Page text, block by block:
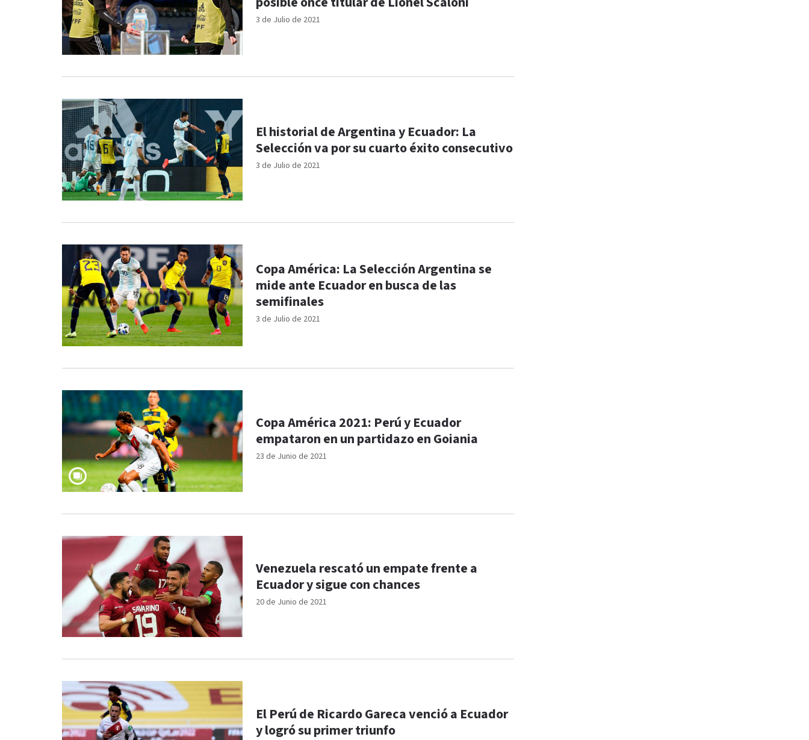
3 de Julio de 2021
3 de Julio de 2021
El historial de Argentina y Ecuador: La
Selección va por su cuarto éxito consecutivo
3 de Julio de 2021
Copa América: La Selección Argentina se
mide ante Ecuador en busca de las
semifinales
23 de Junio de 2021
Copa América 2021: Perú y Ecuador
empataron en un partidazo en Goiania
20 de Junio de 2021
Venezuela rescató un empate frente a
Ecuador y sigue con chances
El Perú de Ricardo Gareca venció a Ecuador
y logró su primer triunfo